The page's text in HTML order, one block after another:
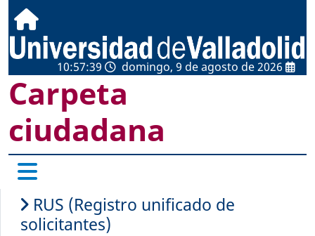
10:57:39 domingo, 9 de agosto de 2026
Carpeta
ciudadana
RUS (Registro unificado de
solicitantes)